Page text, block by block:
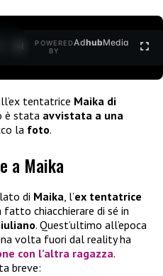
POWERED
BY
AdhubMedia
tentatrice Maika di
è stata avvistata a una
la foto.
a Maika
di Maika, l’ex tentatrice
fatto chiacchierare di sé in
. Quest’ultimo all’epoca
volta fuori dal reality ha
con l’altra ragazza.
breve: